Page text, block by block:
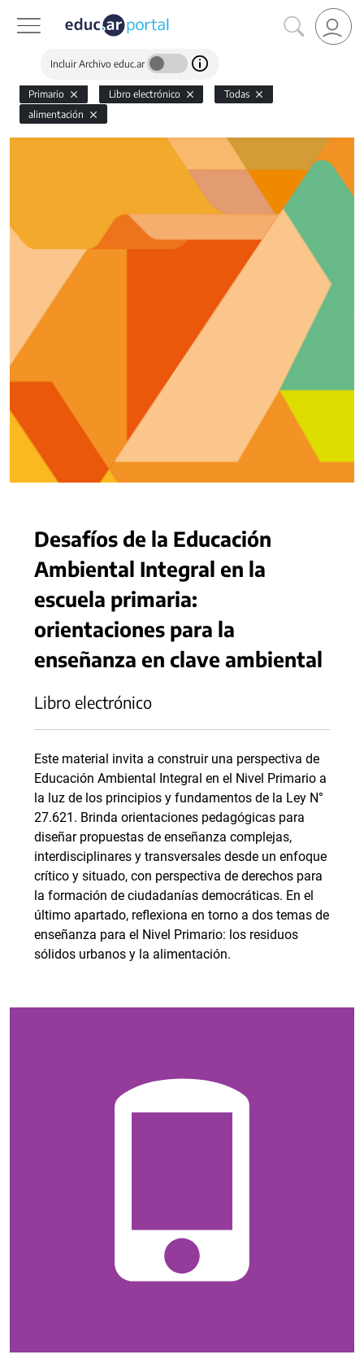
Incluir Archivo educ.ar
Primario Libro electrónico
Todas
alimentación
Desafíos de la Educación
Ambiental Integral en la
escuela primaria:
orientaciones para la
enseñanza en clave ambiental
Libro electrónico
Este material invita a construir una perspectiva de
Educación Ambiental Integral en el Nivel Primario a
la luz de los principios y fundamentos de la Ley N°
27.621. Brinda orientaciones pedagógicas para
diseñar propuestas de enseñanza complejas,
interdisciplinares y transversales desde un enfoque
crítico y situado, con perspectiva de derechos para
la formación de ciudadanías democráticas. En el
último apartado, reflexiona en torno a dos temas de
enseñanza para el Nivel Primario: los residuos
sólidos urbanos y la alimentación.